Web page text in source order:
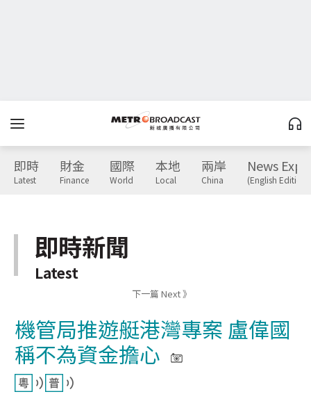
即時
Latest
財金
Finance
國際
World
本地
Local
兩岸
China
News
(English Edition)
即時新聞
Latest
下一篇 Next 》
機管局推遊艇港灣專案 盧偉國
稱不為資金擔心